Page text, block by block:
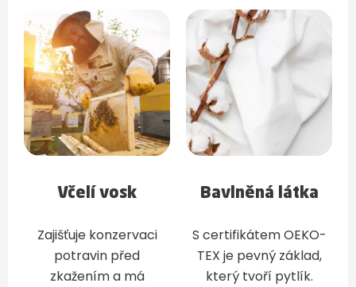
Včelí vosk
Zajišťuje konzervaci
potravin před
zkažením a má
Bavlněná látka
S certifikátem OEKO-
TEX je pevný základ,
který tvoří pytlík.